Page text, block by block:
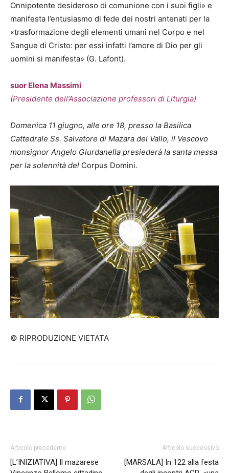
Onnipotente desideroso di comunione con i suoi figli» e
manifesta l’entusiasmo di fede dei nostri antenati per la
«trasformazione degli elementi umani nel Corpo e nel
Sangue di Cristo: per essi infatti l’amore di Dio per gli
uomini si manifesta» (G. Lafont).
suor Elena Massimi
(Presidente dell’Associazione professori di Liturgia)
Domenica 11 giugno, alle ore 18, presso la Basilica
Cattedrale Ss. Salvatore di Mazara del Vallo, il Vescovo
monsignor Angelo Giurdanella presiederà la santa messa
per la solennità del Corpus Domini.
© RIPRODUZIONE VIETATA
Articolo precedente
[L’INIZIATIVA] Il mazarese
Articolo successivo
[MARSALA] In 122 alla festa